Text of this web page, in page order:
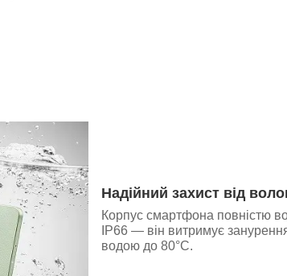
Надійний захист від
Корпус смартфона повністю
IP66 — він витримує
водою до 80°C.